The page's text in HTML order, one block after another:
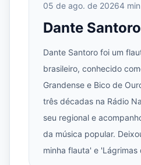
05 de ago. de 20264 min
Dante Santoro
Dante Santoro foi um
brasileiro, conhecido
Grandense e Bico de
três décadas na Rádio
seu regional e
da música popular.
minha flauta' e 'Lágrimas